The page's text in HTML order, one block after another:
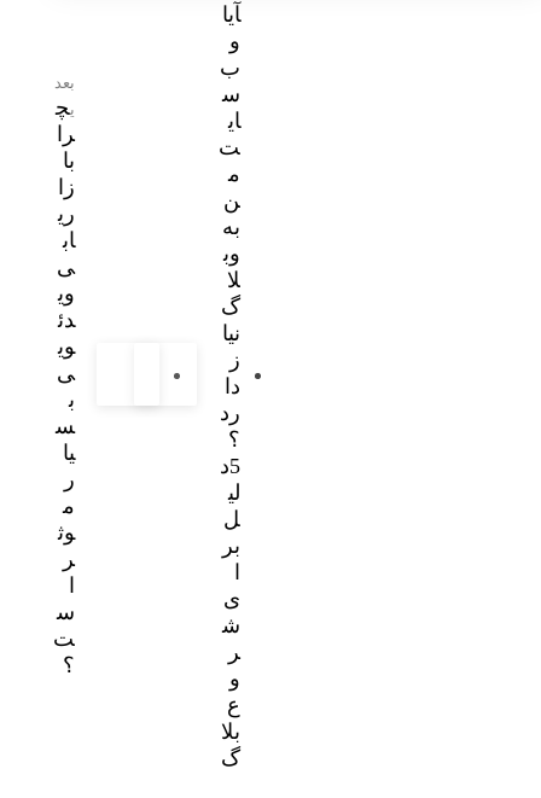
آیا
و
ب
س
ای
ت
م
ن
به
وب
لا
گ
نیا
ز
دا
رد
؟
5د
لی
ل
بر
ا
ی
ش
ر
و
ع
بلا
گ
بعد
یچ
را
با
زا
ری
اب
ی
وی
دئ
وی
ی
ب
س
یا
ر
م
وث
ر
ا
س
ت
؟